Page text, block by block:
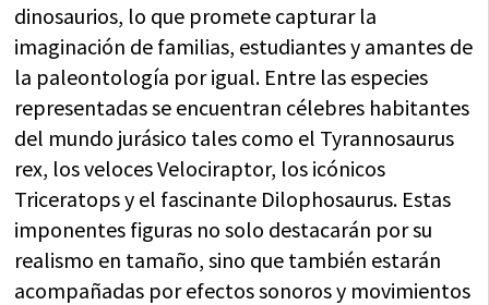
dinosaurios, lo que promete capturar la
imaginación de familias, estudiantes y amantes de
la paleontología por igual. Entre las especies
representadas se encuentran célebres habitantes
del mundo jurásico tales como el Tyrannosaurus
rex, los veloces Velociraptor, los icónicos
Triceratops y el fascinante Dilophosaurus. Estas
imponentes figuras no solo destacarán por su
realismo en tamaño, sino que también estarán
acompañadas por efectos sonoros y movimientos